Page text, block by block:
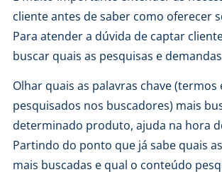
cliente antes de saber como oferecer
Para atender a dúvida de captar
buscar quais as pesquisas e
Olhar quais as palavras chave (termos
pesquisados nos buscadores) mais
determinado produto, ajuda na hora
Partindo do ponto que já sabe quais
mais buscadas e qual o conteúdo